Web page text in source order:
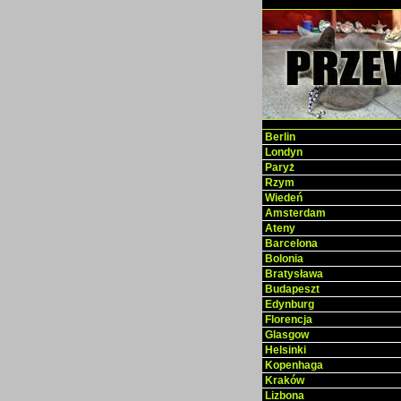
Berlin
Londyn
Paryż
Rzym
Wiedeń
Amsterdam
Ateny
Barcelona
Bolonia
Bratysława
Budapeszt
Edynburg
Florencja
Glasgow
Helsinki
Kopenhaga
Kraków
Lizbona